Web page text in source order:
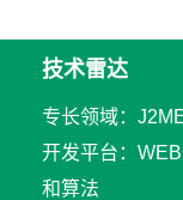
技术雷达
专长领域：
开发平台：
和算法